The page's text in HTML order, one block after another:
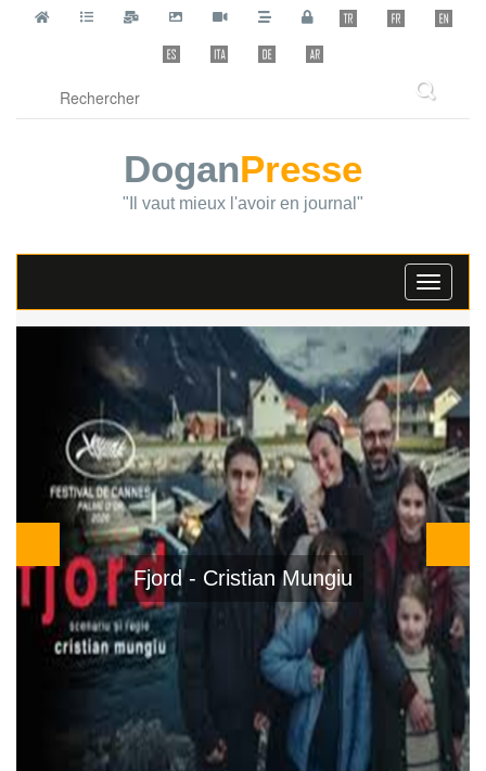
DoganPresse
"Il vaut mieux l'avoir en journal"
Toggle
El Ser Querido - Rodrigo Sorogoyen